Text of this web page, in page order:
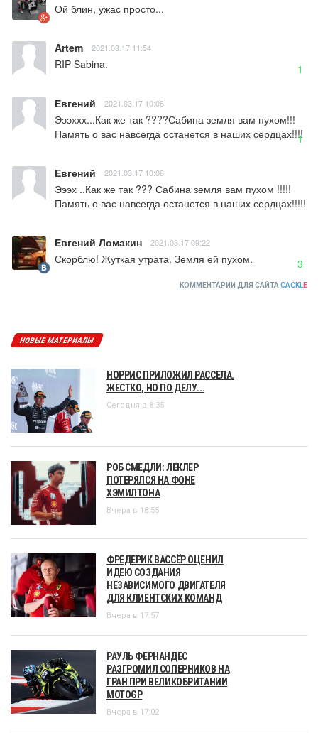
Ой блин, ужас просто...
Artem 2021.03.17 11:54
RIP Sabina. 1
Евгений 2021.03.17 10:06
Эээххх...Как же так ????Сабина земля вам пухом!!!
Память о вас навсегда останется в наших сердцах!!!!
1
Евгений 2021.03.17 10:06
Эээх ..Как же так ??? Сабина земля вам пухом !!!!!
Память о вас навсегда останется в наших сердцах!!!!!
Евгений Ломакин 2021.03.17 09:22
Скорблю! Жуткая утрата. Земля ей пухом. 3
КОММЕНТАРИИ ДЛЯ САЙТА CACKLE
НОВЫЕ МАТЕРИАЛЫ
НОРРИС ПРИЛОЖИЛ РАССЕЛА.
ЖЕСТКО, НО ПО ДЕЛУ...
Сегодня в 8:35
РОБ СМЕДЛИ: ЛЕКЛЕР
ПОТЕРЯЛСЯ НА ФОНЕ
ХЭМИЛТОНА
Вчера в 18:55
ФРЕДЕРИК ВАССЁР ОЦЕНИЛ
ИДЕЮ СОЗДАНИЯ
НЕЗАВИСИМОГО ДВИГАТЕЛЯ
ДЛЯ КЛИЕНТСКИХ КОМАНД
Вчера в 17:57
РАУЛЬ ФЕРНАНДЕС
РАЗГРОМИЛ СОПЕРНИКОВ НА
ГРАН ПРИ ВЕЛИКОБРИТАНИИ
MOTOGP
Вчера в 17:02